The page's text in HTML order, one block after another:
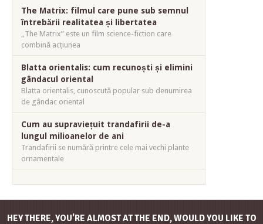
The Matrix: filmul care pune sub semnul
întrebării realitatea și libertatea
„The Matrix” este un film science-fiction care
combină acțiunea
Blatta orientalis: cum recunoști și elimini
gândacul oriental
Blatta orientalis, cunoscută popular sub denumirea
de gândac oriental
Cum au supraviețuit trandafirii de-a
lungul milioanelor de ani
Trandafirii se numără printre cele mai vechi plante
ornamentale
HEY THERE, YOU'RE ALMOST AT THE END, WOULD YOU LIKE TO